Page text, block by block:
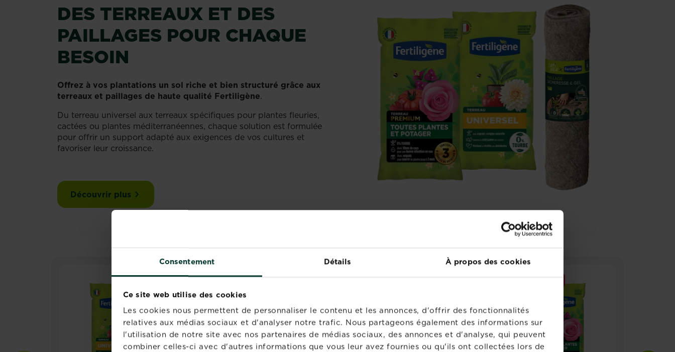
Consentement Détails À propos des cookies
Ce site web utilise des cookies
Les cookies nous permettent de personnaliser le contenu et les annonces, d'offrir des fonctionnalités
relatives aux médias sociaux et d'analyser notre trafic. Nous partageons également des informations sur
l'utilisation de notre site avec nos partenaires de médias sociaux, des annonces et d'analyse, qui peuvent
combiner celles-ci avec d'autres informations que vous leur avez fournies ou qu'ils ont collectées lors de
DES TERREAUX ET DES
PAILLAGES POUR CHAQUE
BESOIN
Offrez à vos plantations un sol riche et bien structuré grâce aux
terreaux et paillages de haute qualité Fertiligène.
Du terreau universel aux terreaux spécifiques pour plantes fleuries,
cactées ou plantes méditerranéennes, chaque solution est formulée
pour offrir un support adapté aux exigences de vos cultures et
favoriser leur croissance.
Découvrir plus